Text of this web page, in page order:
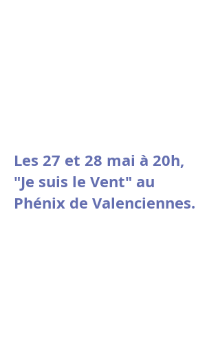
Les 27 et 28 mai à 20h,
"Je suis le Vent" au
Phénix de Valenciennes.